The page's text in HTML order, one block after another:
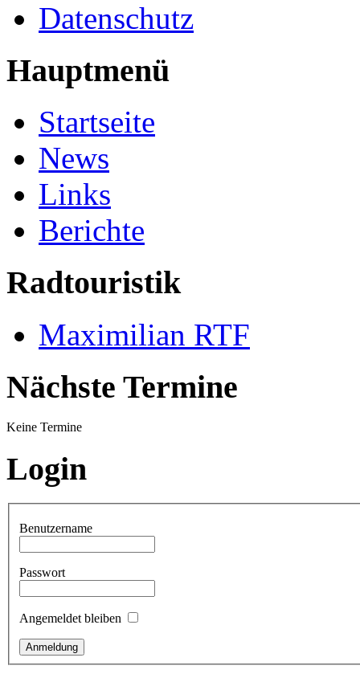
Datenschutz
Hauptmenü
Startseite
News
Links
Berichte
Radtouristik
Maximilian RTF
Nächste Termine
Keine Termine
Login
Benutzername
Passwort
Angemeldet bleiben